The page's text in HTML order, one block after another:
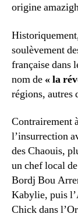
origine
soulèvement
française dans
nom de « la
régions, autres
Contrairement
l’insurrection
des Chaouis,
un chef local
Bordj Bou
Kabylie, puis
Chick dans